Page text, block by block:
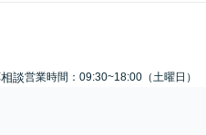
談営業時間：09:30~18:00（土曜日）